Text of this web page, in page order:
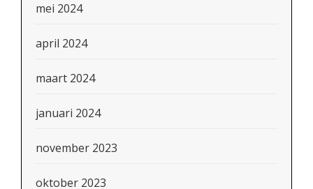
mei 2024
april 2024
maart 2024
januari 2024
november 2023
oktober 2023